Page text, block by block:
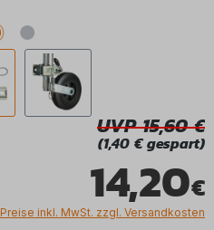
14,20
UVP 15,60
(1,40 € gespart)
Preise inkl. MwSt. zzgl. Versandkosten